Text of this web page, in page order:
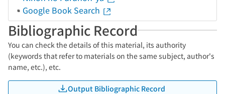
Google Book Search
Bibliographic Record
You can check the details of this material, its authority
(keywords that refer to materials on the same subject, author's
name, etc.), etc.
Output Bibliographic Record